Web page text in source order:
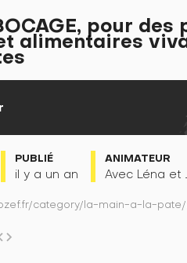
pour
alimentaires
PUBLIÉ
il y a un an
ANIMATEUR
Avec Léna et
category/la-main-a-la-